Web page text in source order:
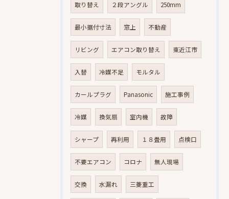
取り替え ２段アングル 250mm
最小据付寸法 窓上 不動産
リビング エアコン取り替え 東近江市
入替 冷媒不足 モルタル
カールプラグ Panasonic 施工事例
冷媒 換気扇 室内機 故障
シャープ 再利用 １８畳用 点検口
不要エアコン コロナ 無人現場
交換 水漏れ 三菱重工